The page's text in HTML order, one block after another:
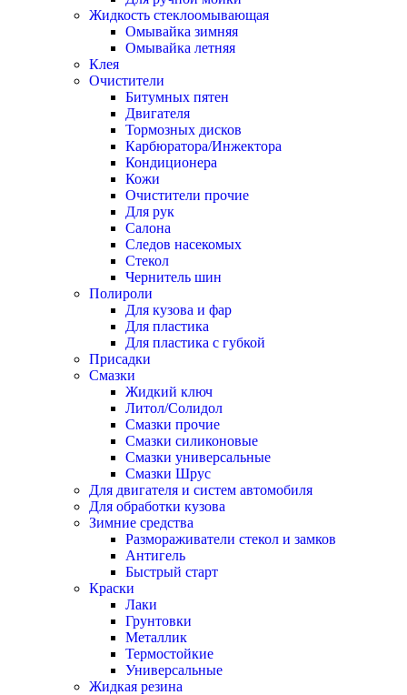
Жидкость стеклоомывающая
Омывайка зимняя
Омывайка летняя
Клея
Очистители
Битумных пятен
Двигателя
Тормозных дисков
Карбюратора/Инжектора
Кондиционера
Кожи
Очистители прочие
Для рук
Салона
Следов насекомых
Стекол
Чернитель шин
Полироли
Для кузова и фар
Для пластика
Для пластика с губкой
Присадки
Смазки
Жидкий ключ
Литол/Солидол
Смазки прочие
Смазки силиконовые
Смазки универсальные
Смазки Шрус
Для двигателя и систем автомобиля
Для обработки кузова
Зимние средства
Размораживатели стекол и замков
Антигель
Быстрый старт
Краски
Лаки
Грунтовки
Металлик
Термостойкие
Универсальные
Жидкая резина